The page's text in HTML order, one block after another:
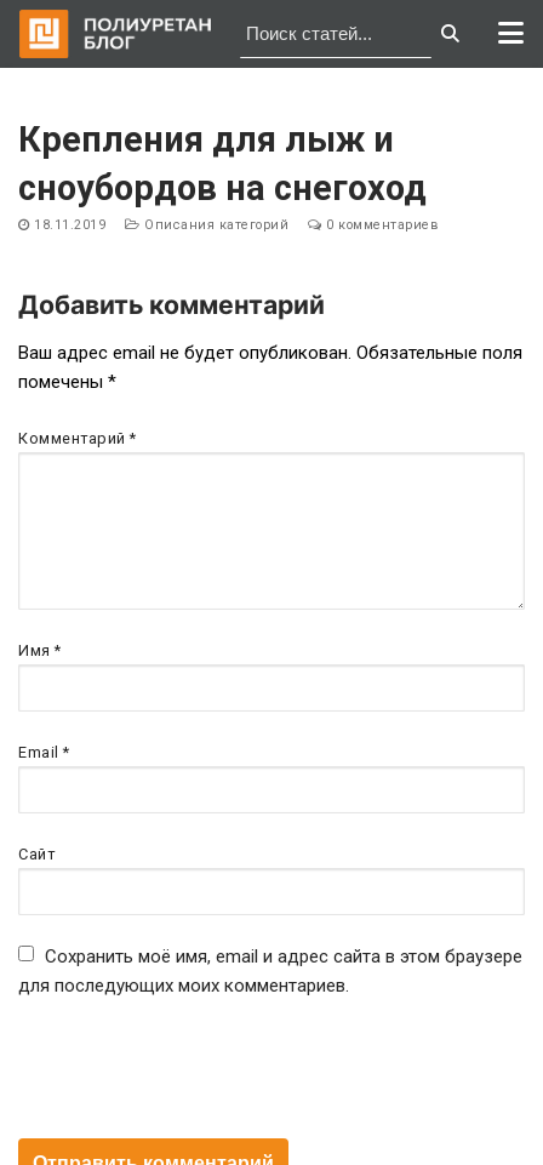
содержимому
Крепления для лыж и
сноубордов на снегоход
18.11.2019 Описания категорий 0 комментариев
Навигация
по
записям
Добавить комментарий
Ваш адрес email не будет опубликован. Обязательные поля
помечены *
Комментарий*
Имя*
Email*
Сайт
Сохранить моё имя, email и адрес сайта в этом браузере
для последующих моих комментариев.